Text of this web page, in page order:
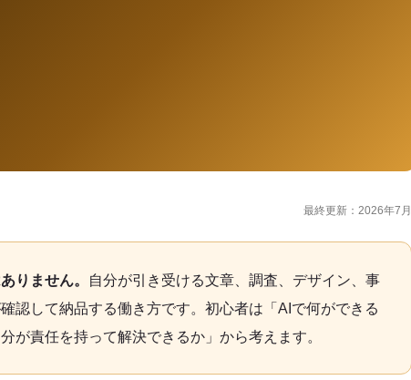
最終更新：2026年7月
りません。
自分が引き受ける文章、調査、デザイン、事
認して納品する働き方です。初心者は「AIで何ができる
が責任を持って解決できるか」から考えます。